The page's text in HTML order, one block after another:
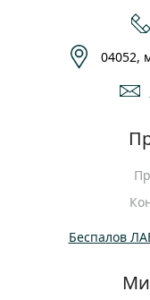
04052,
Беспалов